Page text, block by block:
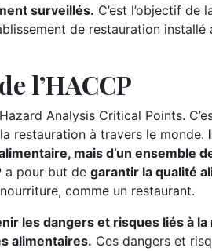
surveillés. C’est l’objectif de
de restauration
l’HACCP
Analysis Critical Points.
restauration à travers le monde.
mais d’un ensemble
a pour but de garantir la qualité
comme un restaurant.
les dangers et risques liés à
alimentaires. Ces dangers et